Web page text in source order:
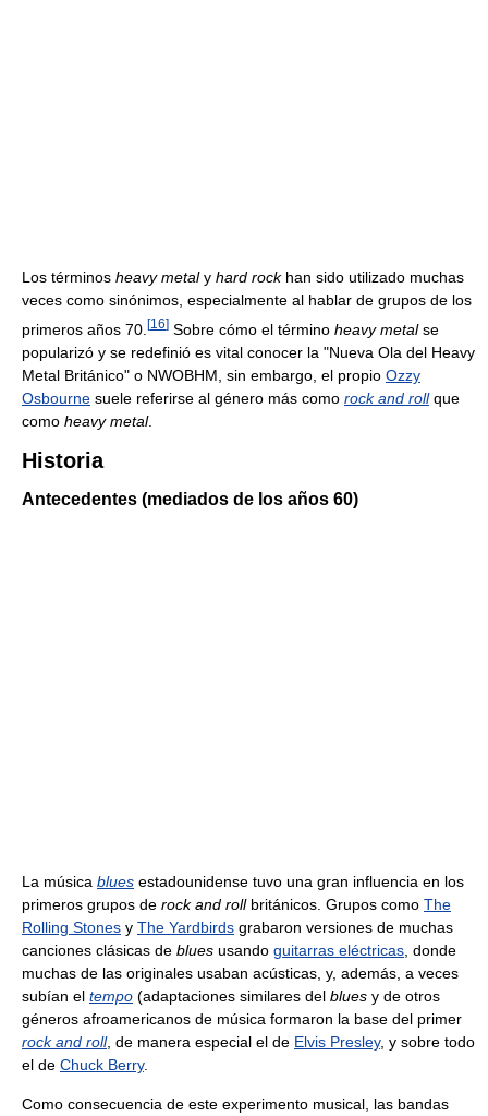
Los términos heavy metaly hard rockhan sido utilizado muchas
veces como sinónimos, especialmente al hablar de grupos de los
primeros años 70. [16] Sobre cómo el término heavy metalse
popularizó y se redefinió es vital conocer la "Nueva Ola del Heavy
Metal Británico" o NWOBHM, sin embargo, el propio Ozzy
Osbourne suele referirse al género más como rock and rollque
como heavy metal.
Historia
Antecedentes (mediados de los años 60)
La música blues estadounidense tuvo una gran influencia en los
primeros grupos de rock and rollbritánicos. Grupos como The
Rolling Stones y The Yardbirds grabaron versiones de muchas
canciones clásicas de blues usando guitarras eléctricas , donde
muchas de las originales usaban acústicas, y, además, a veces
subían el tempo (adaptaciones similares del blues y de otros
géneros afroamericanos de música formaron la base del primer
rock and roll, de manera especial el de Elvis Presley, y sobre todo
el de Chuck Berry.
Como consecuencia de este experimento musical, las bandas